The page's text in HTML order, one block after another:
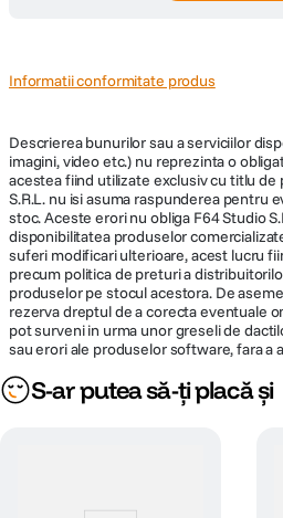
Informatii conformitate produs
Descrierea bunurilor sau a serviciilor
imagini, video etc.) nu reprezinta o
acestea fiind utilizate exclusiv cu titlu
S.R.L. nu isi asuma raspunderea pentru
stoc. Aceste erori nu obliga F64 Studio
disponibilitatea produselor
suferi modificari ulterioare, acest lucru
precum politica de preturi a
produselor pe stocul acestora. De
rezerva dreptul de a corecta eventuale
pot surveni in urma unor greseli de
sau erori ale produselor software, fara a
S-ar putea să-ți placă și